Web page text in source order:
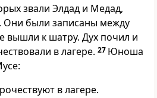
звали Элдад и Медад,
Они были записаны между
вышли к шатру. Дух почил и
в лагере. 27 Юноша
в лагере.